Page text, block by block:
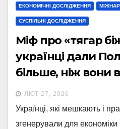
ЕКОНОМІЧНІ ДОСЛІДЖЕННЯ
СУСПІЛЬНІ ДОСЛІДЖЕННЯ
Міф про «тягар
українці дали
більше, ніж вони
допомогу
ЛЮТ 27, 2026
Українці, які мешкають і
згенерували для економіки